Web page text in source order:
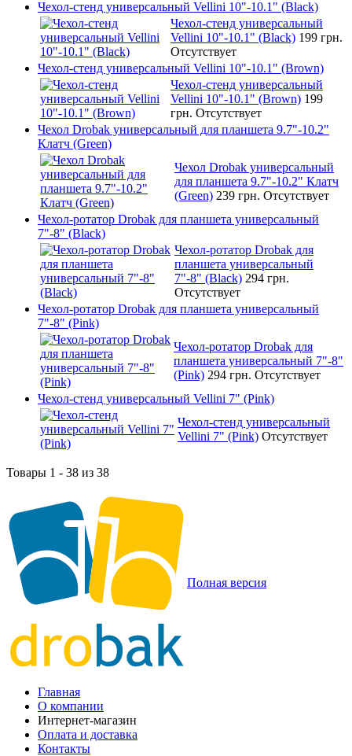
Чехол-стенд универсальный Vellini 10"-10.1" (Black)
Чехол-стенд универсальный
Vellini 10"-10.1" (Black) 199 грн.
Отсутствует
Чехол-стенд универсальный Vellini 10"-10.1" (Brown)
Чехол-стенд универсальный
Vellini 10"-10.1" (Brown) 199
грн. Отсутствует
Чехол Drobak универсальный для планшета 9.7"-10.2"
Клатч (Green)
Чехол Drobak универсальный
для планшета 9.7"-10.2" Клатч
(Green) 239 грн. Отсутствует
Чехол-ротатор Drobak для планшета универсальный
7"-8" (Black)
Чехол-ротатор Drobak для
планшета универсальный
7"-8" (Black) 294 грн.
Отсутствует
Чехол-ротатор Drobak для планшета универсальный
7"-8" (Pink)
Чехол-ротатор Drobak для
планшета универсальный 7"-8"
(Pink) 294 грн. Отсутствует
Чехол-стенд универсальный Vellini 7" (Pink)
Чехол-стенд универсальный
Vellini 7" (Pink) Отсутствует
Товары 1 - 38 из 38
Полная версия
Главная
О компании
Интернет-магазин
Оплата и доставка
Контакты